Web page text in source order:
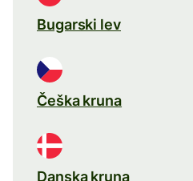
Bugarski lev
Češka kruna
Danska kruna